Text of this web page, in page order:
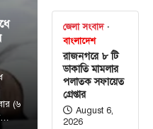
(৬
জেলা সংবাদ
বাংলাদেশ
রাজনগরে ৮ টি
ডাকাতি মামলার
পলাতক সফায়েত
গ্রেপ্তার
August 6,
2026